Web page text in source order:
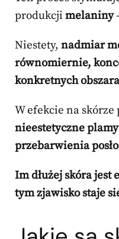
produkcji melaniny
Niestety, nadmiar
równomiernie,
konkretnych
W efekcie na skórze
nieestetyczne
przebarwienia
Im dłużej skóra jest
tym zjawisko staje